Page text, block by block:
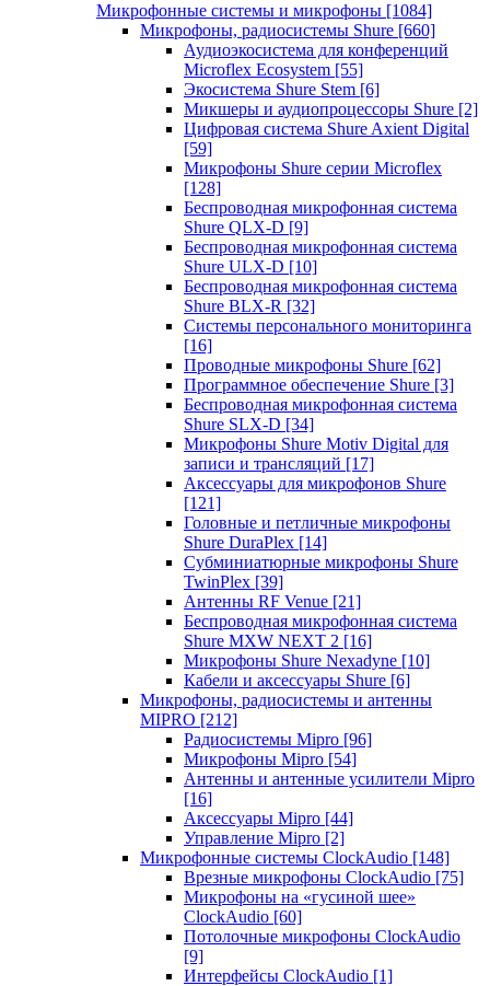
Микрофонные системы и микрофоны [1084]
Микрофоны, радиосистемы Shure [660]
Аудиоэкосистема для конференций
Microflex Ecosystem [55]
Экосистема Shure Stem [6]
Микшеры и аудиопроцессоры Shure [2]
Цифровая система Shure Axient Digital
[59]
Микрофоны Shure серии Microflex
[128]
Беспроводная микрофонная система
Shure QLX-D [9]
Беспроводная микрофонная система
Shure ULX-D [10]
Беспроводная микрофонная система
Shure BLX-R [32]
Системы персонального мониторинга
[16]
Проводные микрофоны Shure [62]
Программное обеспечение Shure [3]
Беспроводная микрофонная система
Shure SLX-D [34]
Микрофоны Shure Motiv Digital для
записи и трансляций [17]
Аксессуары для микрофонов Shure
[121]
Головные и петличные микрофоны
Shure DuraPlex [14]
Субминиатюрные микрофоны Shure
TwinPlex [39]
Антенны RF Venue [21]
Беспроводная микрофонная система
Shure MXW NEXT 2 [16]
Микрофоны Shure Nexadyne [10]
Кабели и аксессуары Shure [6]
Микрофоны, радиосистемы и антенны
MIPRO [212]
Радиосистемы Mipro [96]
Микрофоны Mipro [54]
Антенны и антенные усилители Mipro
[16]
Аксессуары Mipro [44]
Управление Mipro [2]
Микрофонные системы ClockAudio [148]
Врезные микрофоны ClockAudio [75]
Микрофоны на «гусиной шее»
ClockAudio [60]
Потолочные микрофоны ClockAudio
[9]
Интерфейсы ClockAudio [1]